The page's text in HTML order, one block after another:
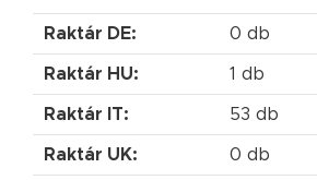
Raktár DE: 0 db
Raktár HU: 1 db
Raktár IT: 53 db
Raktár UK: 0 db